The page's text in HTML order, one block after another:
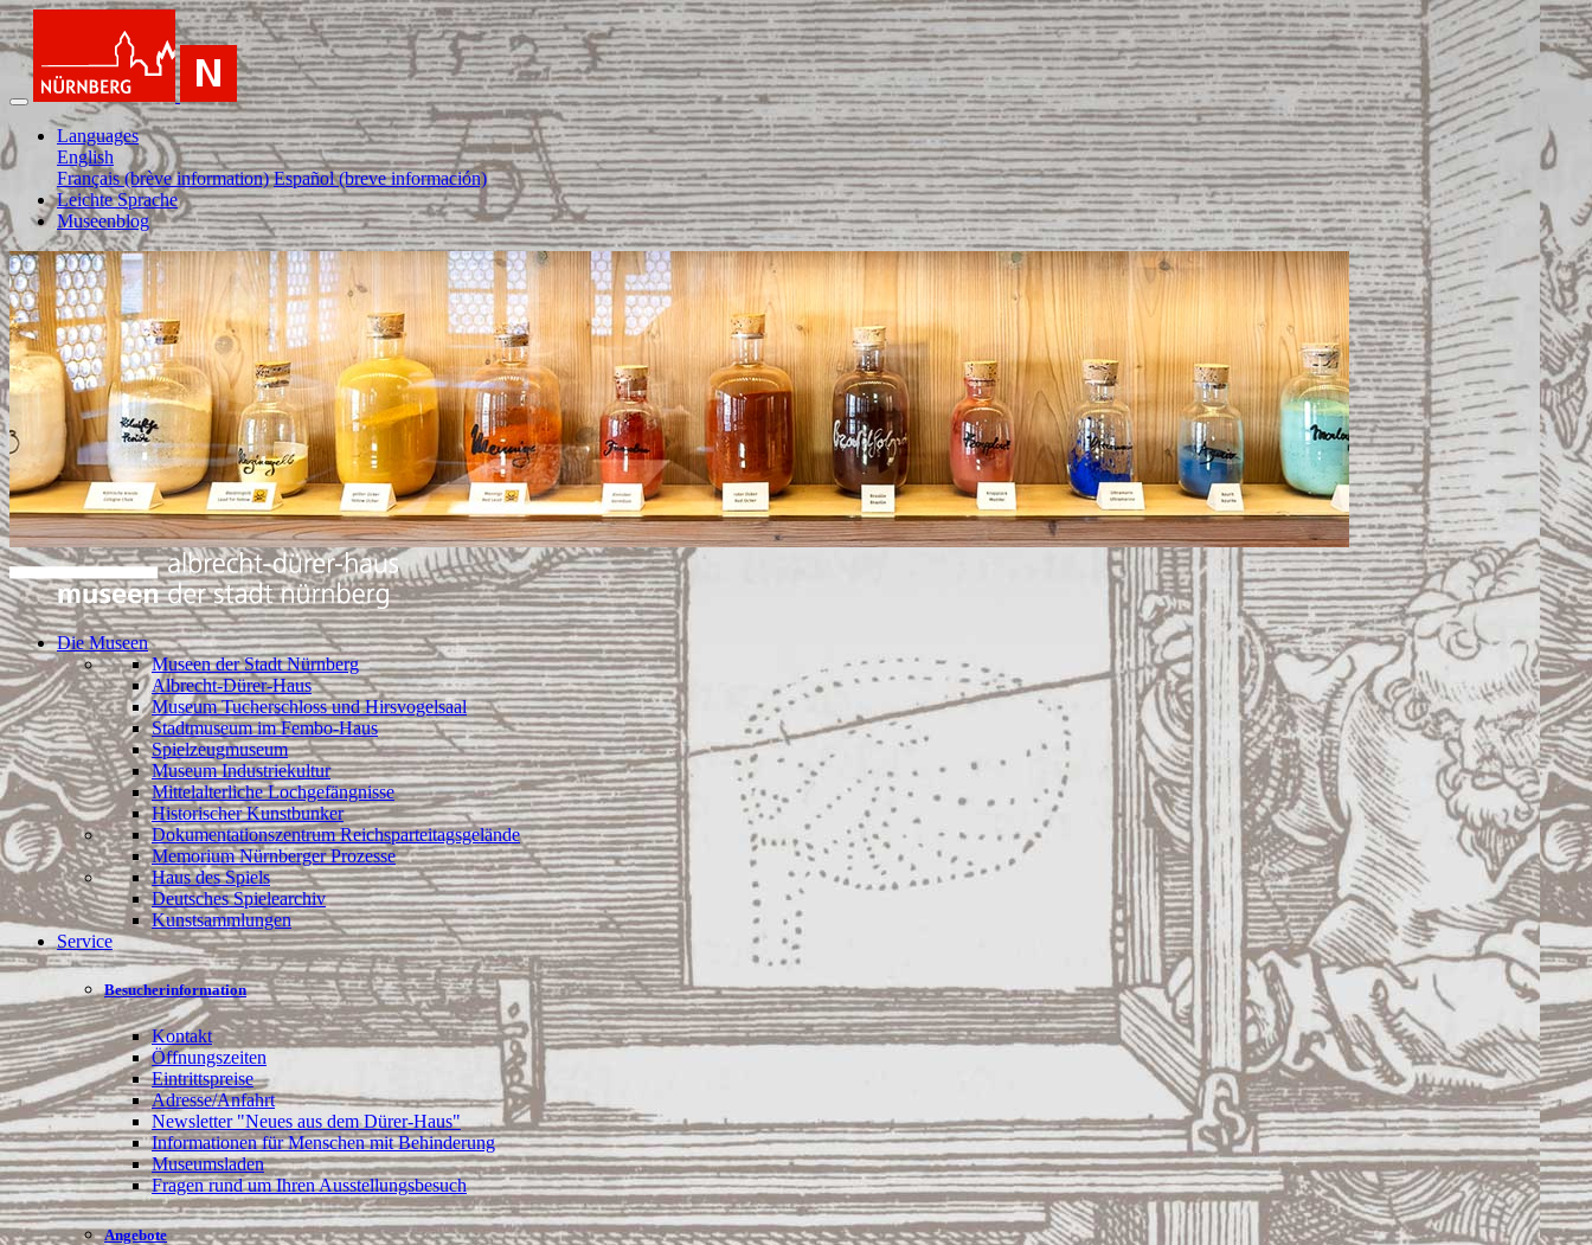
Languages
English
Français (brève information) Español (breve información)
Leichte Sprache
Museenblog
Die Museen
Museen der Stadt Nürnberg
Albrecht-Dürer-Haus
Museum Tucherschloss und Hirsvogelsaal
Stadtmuseum im Fembo-Haus
Spielzeugmuseum
Museum Industriekultur
Mittelalterliche Lochgefängnisse
Historischer Kunstbunker
Dokumentationszentrum Reichsparteitagsgelände
Memorium Nürnberger Prozesse
Haus des Spiels
Deutsches Spielearchiv
Kunstsammlungen
Service
Besucherinformation
Kontakt
Öffnungszeiten
Eintrittspreise
Adresse/Anfahrt
Newsletter "Neues aus dem Dürer-Haus"
Informationen für Menschen mit Behinderung
Museumsladen
Fragen rund um Ihren Ausstellungsbesuch
Angebote